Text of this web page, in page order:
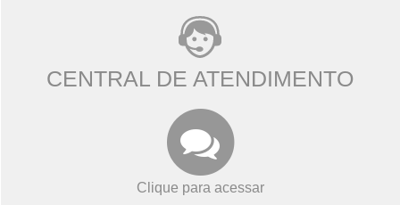
CENTRAL DE ATENDIMENTO
Clique para acessar